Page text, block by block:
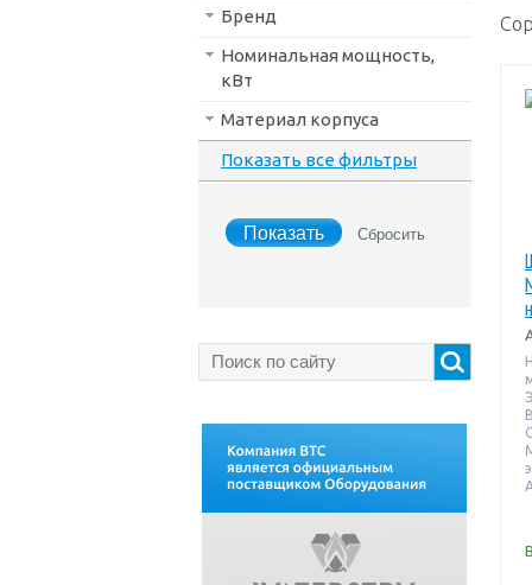
Бренд
Номинальная мощность,
кВт
Материал корпуса
Показать все фильтры